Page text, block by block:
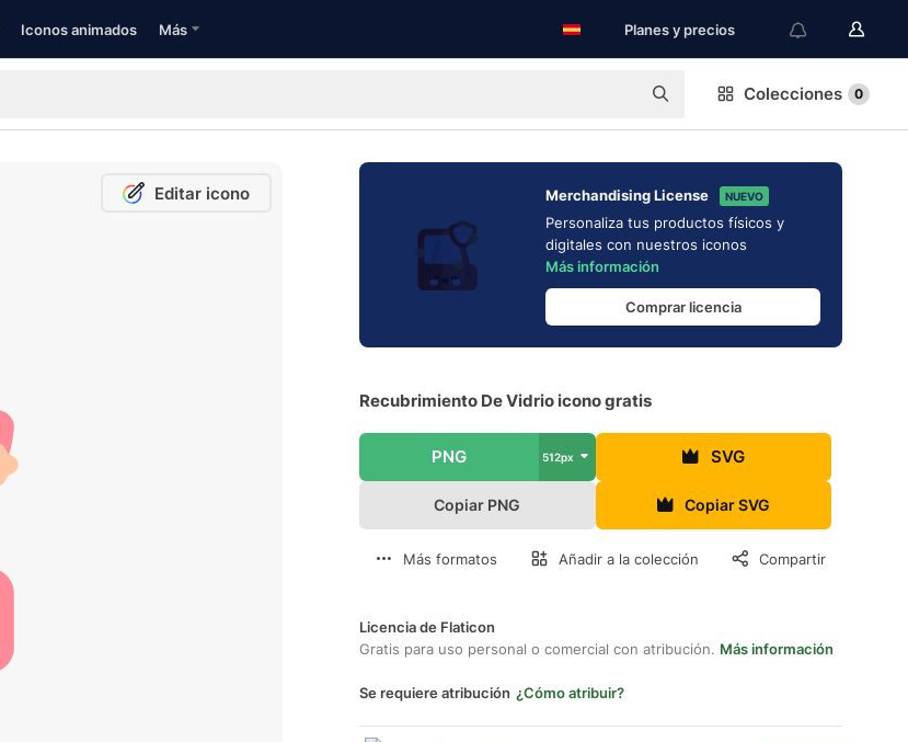
Iconos animados Más Planes y precios
Colecciones 0
Editar icono Merchandising License NUEVO
Personaliza tus productos físicos y
digitales con nuestros iconos
Más información
Comprar licencia
Recubrimiento De Vidrio icono gratis
PNG 512px SVG
Copiar PNG Copiar SVG
Más formatos Añadir a la colección Compartir
Licencia de Flaticon
Gratis para uso personal o comercial con atribución. Más información
Se requiere atribución ¿Cómo atribuir?